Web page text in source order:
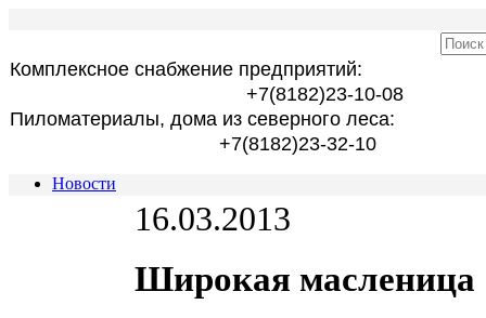
Комплексное снабжение предприятий:
+7(8182)23-10-08
Пиломатериалы, дома из северного леса:
+7(8182)23-32-10
Новости
16.03.2013
Широкая масленица